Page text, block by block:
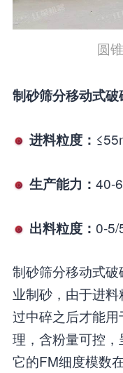
圆
制砂筛分移动式破
进料粒度：
生产能力： 40-
出料粒度： 0-5/
制砂筛分移动式
业制砂，由于进
过中碎之后才能
理，含粉量可控，
它的FM细度模数